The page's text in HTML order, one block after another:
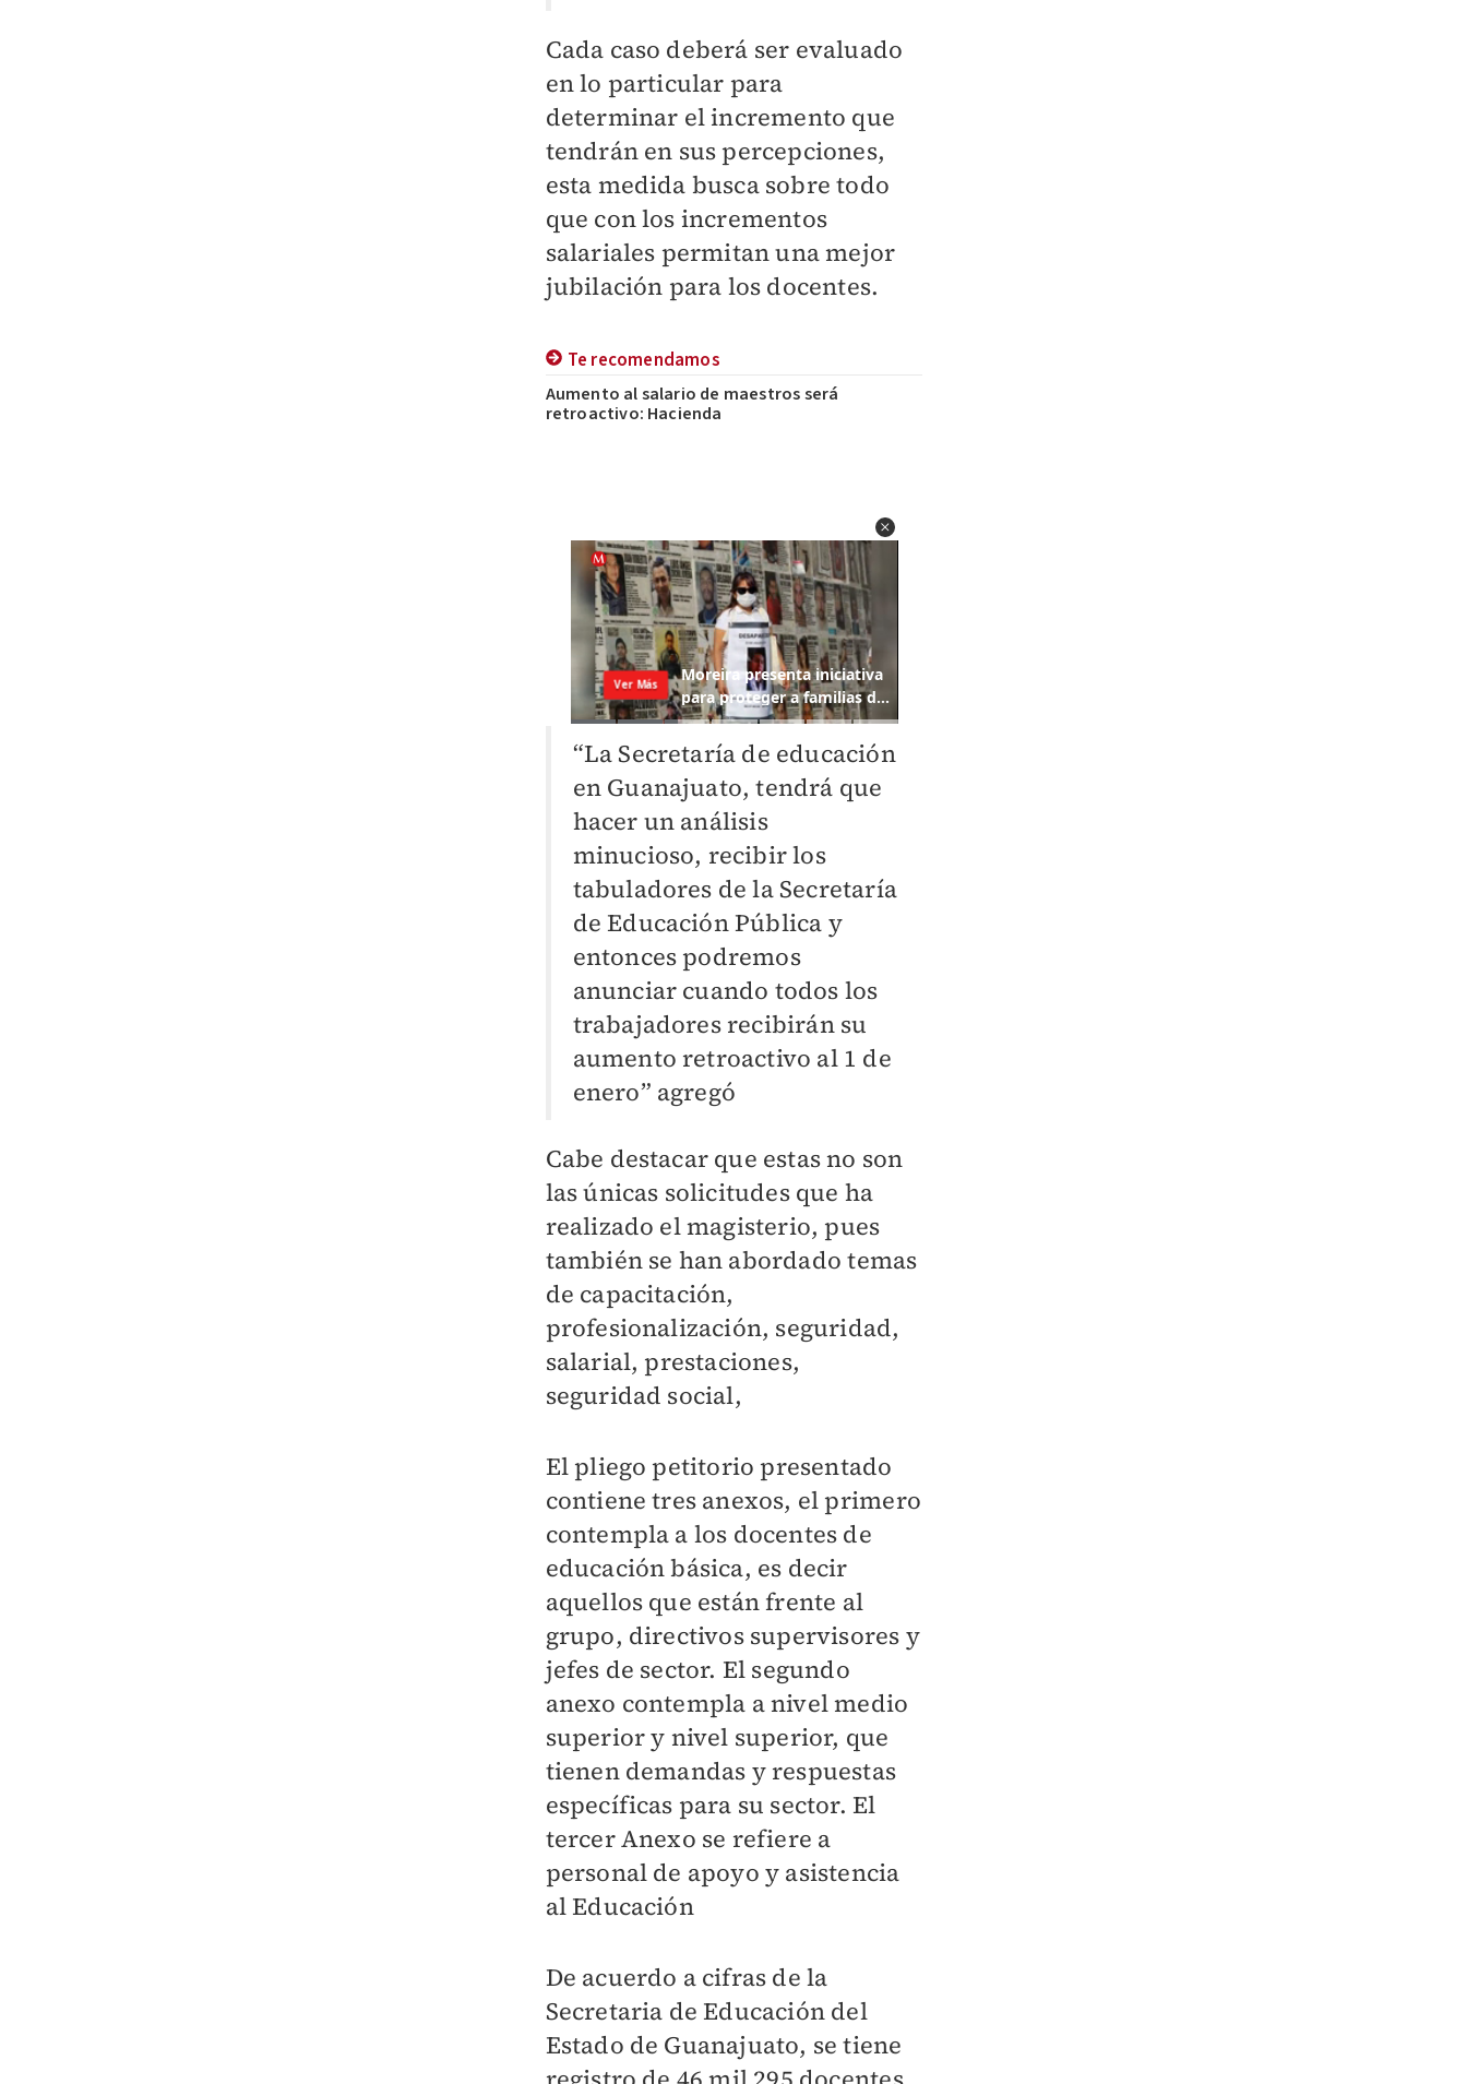
Cada caso deberá ser evaluado
en lo particular para
determinar el incremento que
tendrán en sus percepciones,
esta medida busca sobre todo
que con los incrementos
salariales permitan una mejor
jubilación para los docentes.
Te recomendamos
Aumento al salario de maestros será
retroactivo: Hacienda
“La Secretaría de educación
en Guanajuato, tendrá que
hacer un análisis
minucioso, recibir los
tabuladores de la Secretaría
de Educación Pública y
entonces podremos
anunciar cuando todos los
trabajadores recibirán su
aumento retroactivo al 1 de
enero” agregó
Cabe destacar que estas no son
las únicas solicitudes que ha
realizado el magisterio, pues
también se han abordado temas
de capacitación,
profesionalización, seguridad,
salarial, prestaciones,
seguridad social,
El pliego petitorio presentado
contiene tres anexos, el primero
contempla a los docentes de
educación básica, es decir
aquellos que están frente al
grupo, directivos supervisores y
jefes de sector. El segundo
anexo contempla a nivel medio
superior y nivel superior, que
tienen demandas y respuestas
específicas para su sector. El
tercer Anexo se refiere a
personal de apoyo y asistencia
al Educación
De acuerdo a cifras de la
Secretaria de Educación del
Estado de Guanajuato, se tiene